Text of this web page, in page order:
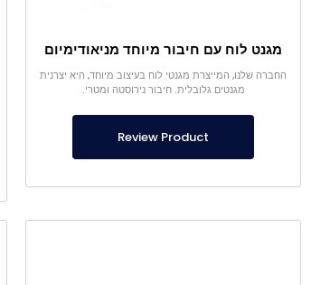
מגנט לוח עם חיבור מיוחד מניאודימיום
החברה שלנו, המייצרת מגנטי לוח בעיצוב מיוחד, היא יצרנית
מגנטים גלובלית. חיבור נירוסטה ומטרי.
Review Product